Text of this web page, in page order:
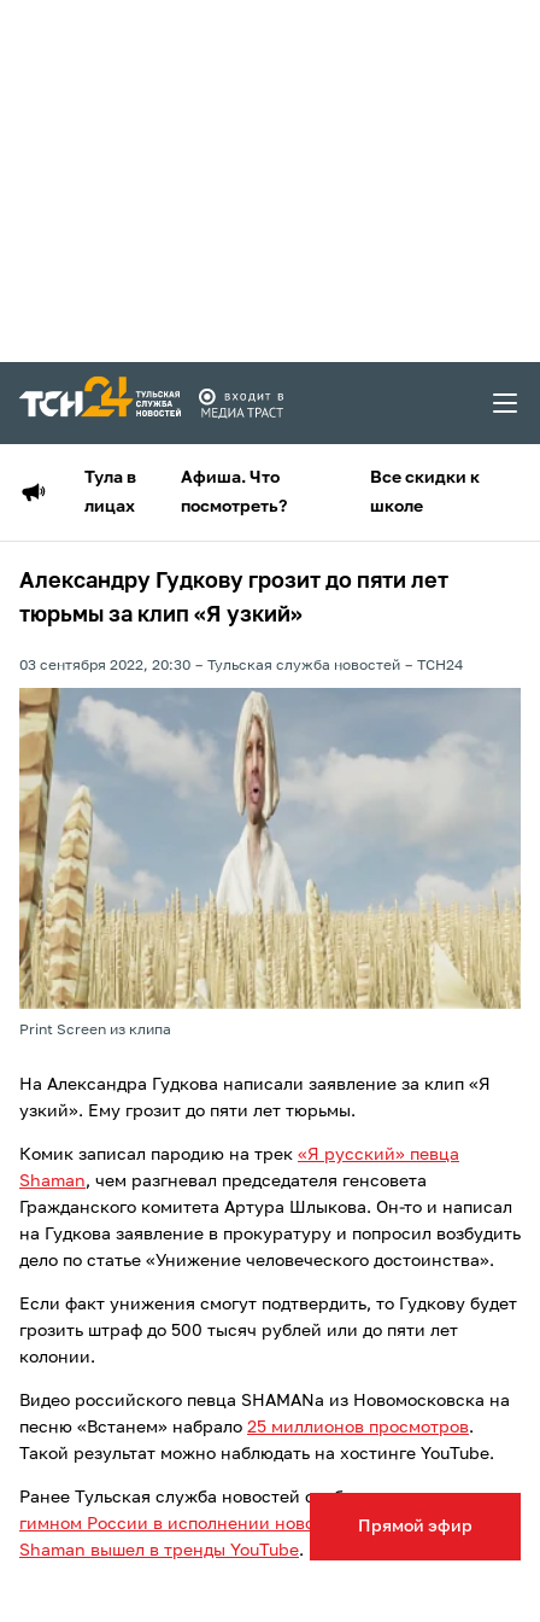
Тула в
лицах
Афиша. Что
посмотреть?
Все скидки к
школе
Прямой эфир
Александру Гудкову грозит до пяти лет
тюрьмы за клип «Я узкий»
03 сентября 2022, 20:30 Тульская служба новостей ТСН24
Print Screen из клипа
На Александра Гудкова написали заявление за клип «Я
узкий». Ему грозит до пяти лет тюрьмы.
Комик записал пародию на трек «Я русский» певца
Shaman, чем разгневал председателя генсовета
Гражданского комитета Артура Шлыкова. Он-то и написал
на Гудкова заявление в прокуратуру и попросил возбудить
дело по статье «Унижение человеческого достоинства».
Если факт унижения смогут подтвердить, то Гудкову будет
грозить штраф до 500 тысяч рублей или до пяти лет
колонии.
Видео российского певца SHAMANa из Новомосковска на
песню «Встанем» набрало 25 миллионов просмотров.
Такой результат можно наблюдать на хостинге YouTube.
Ранее Тульская служба новостей сообщала, чтоклип с
гимном России в исполнении новомосковского певца
Shaman вышел в тренды YouTube.